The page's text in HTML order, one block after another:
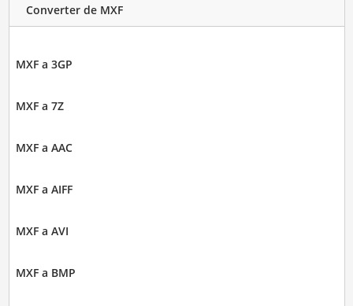
Converter de MXF
MXF a 3GP
MXF a 7Z
MXF a AAC
MXF a AIFF
MXF a AVI
MXF a BMP